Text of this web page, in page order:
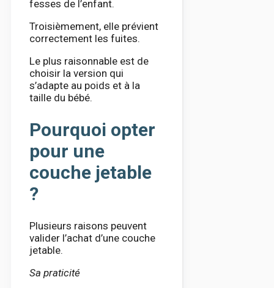
fesses de l’enfant.
Troisièmement, elle prévient
correctement les fuites.
Le plus raisonnable est de
choisir la version qui
s’adapte au poids et à la
taille du bébé.
Pourquoi opter
pour une
couche jetable
?
Plusieurs raisons peuvent
valider l’achat d’une couche
jetable.
Sa praticité